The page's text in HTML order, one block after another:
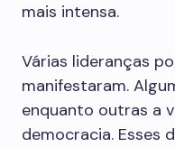
mais intensa.
Várias lideranças
manifestaram.
enquanto outras a
democracia. Esses